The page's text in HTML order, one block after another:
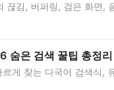
김, 버퍼링, 검은 화면,
숨은 검색 꿀팁 총정리
게 찾는 다국어 검색식,